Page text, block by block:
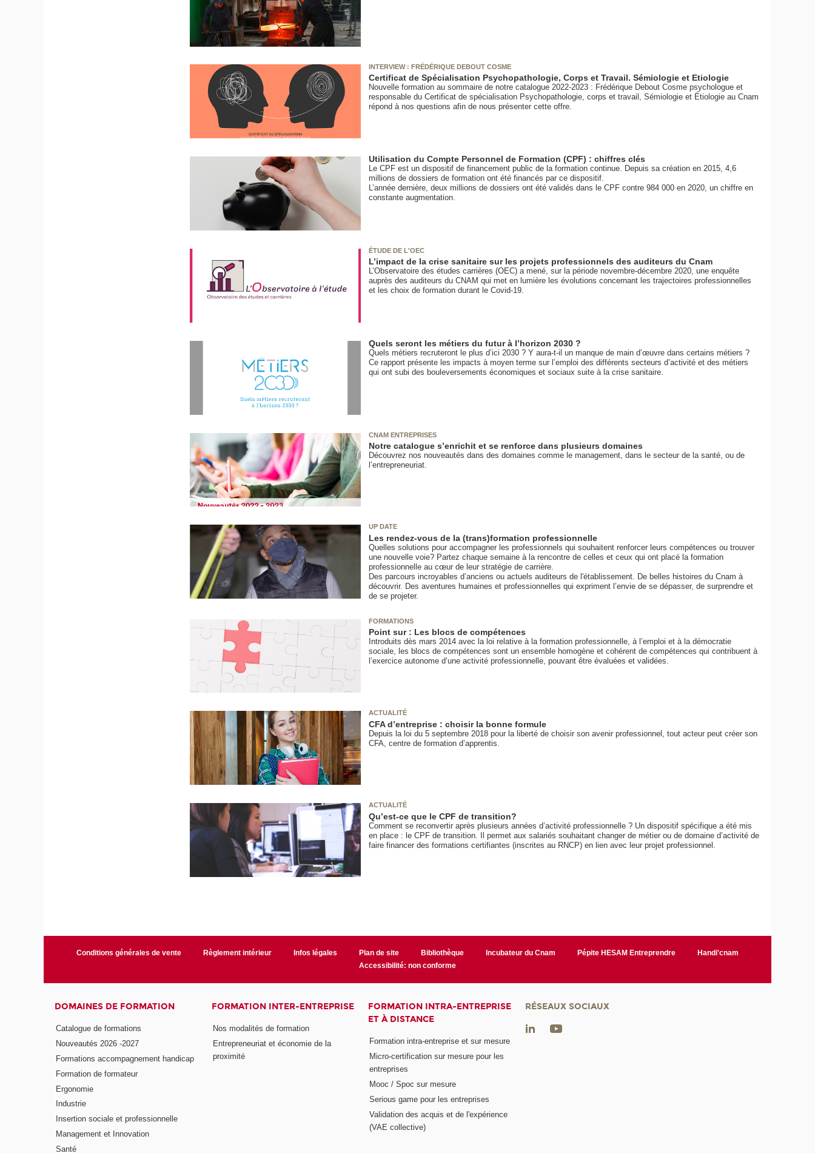
INTERVIEW : FRÉDÉRIQUE DEBOUT COSME
Certificat de Spécialisation Psychopathologie, Corps et Travail. Sémiologie et Etiologie
Nouvelle formation au sommaire de notre catalogue 2022-2023 : Frédérique Debout Cosme psychologue et
responsable du Certificat de spécialisation Psychopathologie, corps et travail, Sémiologie et Étiologie au Cnam
répond à nos questions afin de nous présenter cette offre.
Utilisation du Compte Personnel de Formation (CPF) : chiffres clés
Le CPF est un dispositif de financement public de la formation continue. Depuis sa création en 2015, 4,6
millions de dossiers de formation ont été financés par ce dispositif.
L’année dernière, deux millions de dossiers ont été validés dans le CPF contre 984 000 en 2020, un chiffre en
constante augmentation.
ÉTUDE DE L'OEC
L’impact de la crise sanitaire sur les projets professionnels des auditeurs du Cnam
L’Observatoire des études carrières (OEC) a mené, sur la période novembre-décembre 2020, une enquête
auprès des auditeurs du CNAM qui met en lumière les évolutions concernant les trajectoires professionnelles
et les choix de formation durant le Covid-19.
Quels seront les métiers du futur à l’horizon 2030 ?
Quels métiers recruteront le plus d’ici 2030 ? Y aura-t-il un manque de main d’œuvre dans certains métiers ?
Ce rapport présente les impacts à moyen terme sur l’emploi des différents secteurs d’activité et des métiers
qui ont subi des bouleversements économiques et sociaux suite à la crise sanitaire.
CNAM ENTREPRISES
Notre catalogue s’enrichit et se renforce dans plusieurs domaines
Découvrez nos nouveautés dans des domaines comme le management, dans le secteur de la santé, ou de
l’entrepreneuriat.
UP DATE
Les rendez-vous de la (trans)formation professionnelle
Quelles solutions pour accompagner les professionnels qui souhaitent renforcer leurs compétences ou trouver
une nouvelle voie? Partez chaque semaine à la rencontre de celles et ceux qui ont placé la formation
professionnelle au cœur de leur stratégie de carrière.
Des parcours incroyables d’anciens ou actuels auditeurs de l'établissement. De belles histoires du Cnam à
découvrir. Des aventures humaines et professionnelles qui expriment l’envie de se dépasser, de surprendre et
de se projeter.
FORMATIONS
Point sur : Les blocs de compétences
Introduits dès mars 2014 avec la loi relative à la formation professionnelle, à l’emploi et à la démocratie
sociale, les blocs de compétences sont un ensemble homogène et cohérent de compétences qui contribuent à
l’exercice autonome d’une activité professionnelle, pouvant être évaluées et validées.
ACTUALITÉ
CFA d’entreprise : choisir la bonne formule
Depuis la loi du 5 septembre 2018 pour la liberté de choisir son avenir professionnel, tout acteur peut créer son
CFA, centre de formation d’apprentis.
ACTUALITÉ
Qu’est-ce que le CPF de transition?
Comment se reconvertir après plusieurs années d’activité professionnelle ? Un dispositif spécifique a été mis
en place : le CPF de transition. Il permet aux salariés souhaitant changer de métier ou de domaine d’activité de
faire financer des formations certifiantes (inscrites au RNCP) en lien avec leur projet professionnel.
Conditions générales de vente Règlement intérieur Infos légales Plan de site Bibliothèque Incubateur du Cnam Pépite HESAM Entreprendre
Handi'cnam
Accessibilité: non conforme
DOMAINES DE FORMATION
Catalogue de formations
Nouveautés 2026 -2027
Formations accompagnement handicap
Formation de formateur
Ergonomie
Industrie
Insertion sociale et professionnelle
Management et Innovation
Santé
FORMATION INTER-ENTREPRISE
Nos modalités de formation
Entrepreneuriat et économie de la
proximité
FORMATION INTRA-ENTREPRISE
ET À DISTANCE
Formation intra-entreprise et sur mesure
Micro-certification sur mesure pour les
entreprises
Mooc / Spoc sur mesure
Serious game pour les entreprises
Validation des acquis et de l'expérience
(VAE collective)
RÉSEAUX SOCIAUX